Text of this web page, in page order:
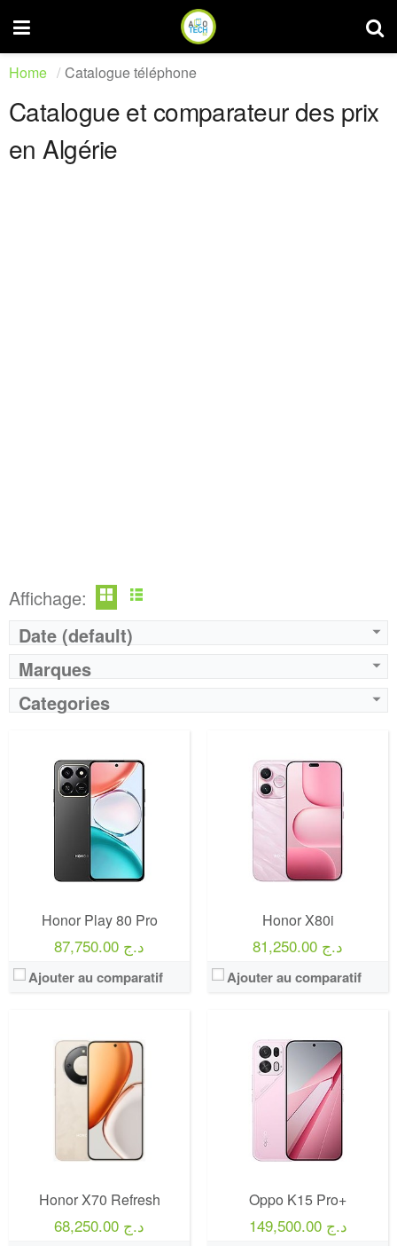
Home Catalogue téléphone
Catalogue et comparateur des prix
en Algérie
Affichage:
Date (default)
Marques
Categories
Honor Play 80 Pro
87,750.00 د.ج
Ajouter au comparatif
Honor X80i
81,250.00 د.ج
Ajouter au comparatif
Honor X70 Refresh
68,250.00 د.ج
Oppo K15 Pro+
149,500.00 د.ج